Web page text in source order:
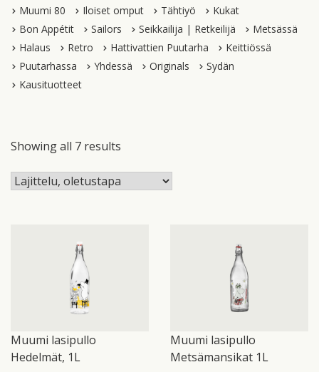
Muumi 80
Iloiset omput Tähtiyö
Kukat
Bon Appétit
Sailors Seikkailija | Retkeilijä
Metsässä
Halaus
Retro Hattivattien Puutarha
Keittiössä
Puutarhassa
Yhdessä Originals
Sydän
Kausituotteet
Showing all 7 results
Muumi lasipullo
Hedelmät, 1L
Muumi lasipullo
Metsämansikat 1L